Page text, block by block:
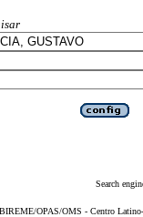
Search
BIREME/OPAS/OMS - Centro Latino-